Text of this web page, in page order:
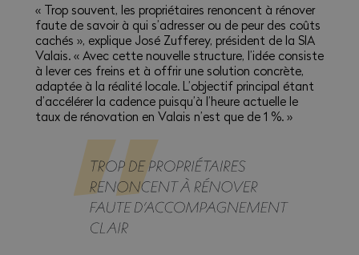
« Trop souvent, les propriétaires renoncent à rénover
faute de savoir à qui s’adresser ou de peur des coûts
cachés », explique José Zufferey, président de la SIA
Valais. « Avec cette nouvelle structure, l’idée consiste
à lever ces freins et à offrir une solution concrète,
adaptée à la réalité locale. L’objectif principal étant
d’accélérer la cadence puisqu’à l’heure actuelle le
taux de rénovation en Valais n’est que de 1 %. »